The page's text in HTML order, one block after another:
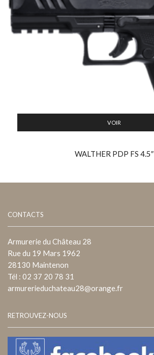
VOIR
WALTHER PDP FS 4.5″
CONTACTS
Armurerie du Château 28
Rue du 19 Mars 1962
28130 Maintenon
Tél : 02 37 20 78 31
armurerieduchateau28@orange.fr
RETROUVEZ-NOUS